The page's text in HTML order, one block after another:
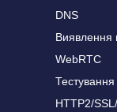
DNS
Виявлення
WebRTC
Тестування
HTTP2/